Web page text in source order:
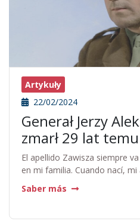
Artykuły
22/02/2024
Generał Jerzy
zmarł 29 lat temu
El apellido Zawisza siempre
en mi familia. Cuando nací,
Saber más